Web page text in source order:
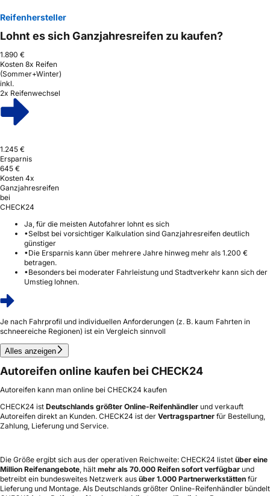
Reifenhersteller
Lohnt es sich Ganzjahresreifen zu kaufen?
1.890 €
Kosten 8x Reifen
(Sommer+Winter)
inkl.
2x Reifenwechsel
1.245 €
Ersparnis
645 €
Kosten 4x
Ganzjahresreifen
bei
CHECK24
Ja, für die meisten Autofahrer lohnt es sich
•Selbst bei vorsichtiger Kalkulation sind Ganzjahresreifen deutlich
günstiger
•Die Ersparnis kann über mehrere Jahre hinweg mehr als 1.200 €
betragen.
•Besonders bei moderater Fahrleistung und Stadtverkehr kann sich der
Umstieg lohnen.
Je nach Fahrprofil und individuellen Anforderungen (z. B. kaum Fahrten in
schneereiche Regionen) ist ein Vergleich sinnvoll
Alles anzeigen
Autoreifen online kaufen bei CHECK24
Autoreifen kann man online bei CHECK24 kaufen
CHECK24 ist Deutschlands größter Online-Reifenhändler und verkauft
Autoreifen direkt an Kunden. CHECK24 ist der Vertragspartner für Bestellung,
Zahlung, Lieferung und Service.
Die Größe ergibt sich aus der operativen Reichweite: CHECK24 listet über eine
Million Reifenangebote , hält mehr als 70.000 Reifen sofort verfügbar und
betreibt ein bundesweites Netzwerk aus über 1.000 Partnerwerkstätten für
Lieferung und Montage. Als Deutschlands größter Online-Reifenhändler bündelt